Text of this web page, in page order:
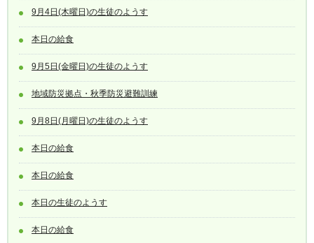
9月4日(木曜日)の生徒のようす
本日の給食
9月5日(金曜日)の生徒のようす
地域防災拠点・秋季防災避難訓練
9月8日(月曜日)の生徒のようす
本日の給食
本日の給食
本日の生徒のようす
本日の給食